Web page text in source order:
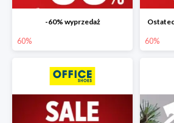
-60% wyprzedaż
60% 60%